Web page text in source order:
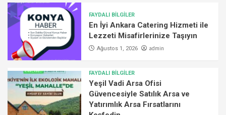
FAYDALI BİLGİLER
En İyi Ankara Catering Hizmeti ile
Lezzeti Misafirlerinize Taşıyın
Ağustos 1, 2026 admin
FAYDALI BİLGİLER
Yeşil Vadi Arsa Ofisi
Güvencesiyle Satılık Arsa ve
Yatırımlık Arsa Fırsatlarını